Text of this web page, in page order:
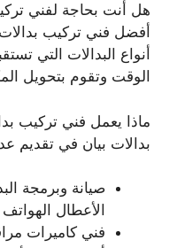
هل أنت بحاجة لفني
أفضل فني تركيب
أنواع البدالات التي
الوقت وتقوم بتحويل
ماذا يعمل فني تركيب
بدالات بيان في تقديم
صيانة وبرمجة
الأعطال
فني كاميرات